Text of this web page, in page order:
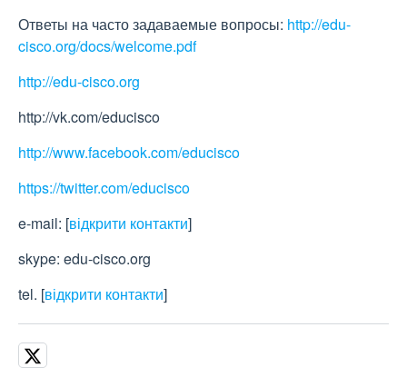
Ответы на часто задаваемые вопросы: http://edu-
cisco.org/docs/welcome.pdf
http://edu-cisco.org
http://vk.com/educisco
http://www.facebook.com/educisco
https://twitter.com/educisco
e-mail: [відкрити контакти]
skype: edu-cisco.org
tel. [відкрити контакти]